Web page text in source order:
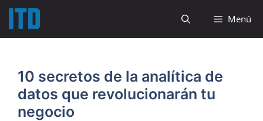
Saltar
contenido
Menú
10 secretos de la analítica de
datos que revolucionarán tu
negocio